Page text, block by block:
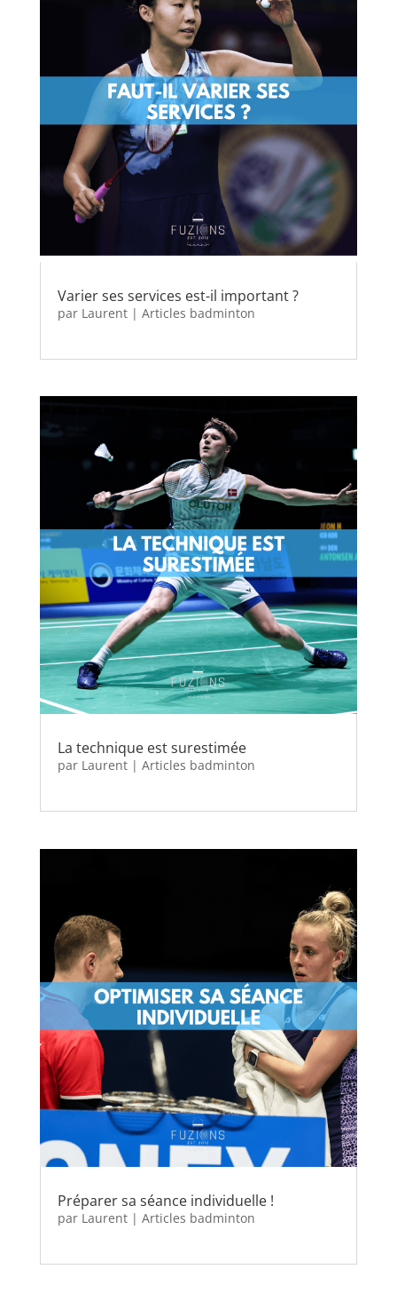
Varier ses services est-il important ?
par Laurent| Articles badminton
La technique est surestimée
par Laurent| Articles badminton
Préparer sa séance individuelle !
par Laurent| Articles badminton